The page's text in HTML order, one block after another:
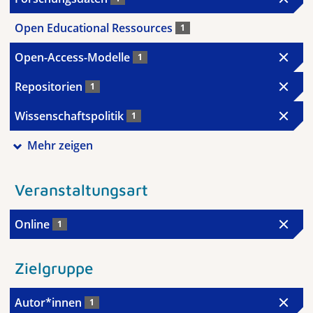
Open Educational Ressources 1
Open-Access-Modelle 1
Repositorien 1
Wissenschaftspolitik 1
Mehr zeigen
Veranstaltungsart
Online 1
Zielgruppe
Autor*innen 1